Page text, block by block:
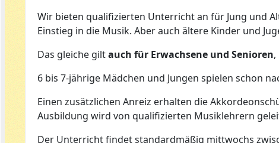
Wir bieten qualifizierten Unterricht an für Jung und
Einstieg in die Musik. Aber auch ältere Kinder und
Das gleiche giltauch für Erwachsene und Senioren
6 bis 7-jährige Mädchen und Jungen spielen schon
Einen zusätzlichen Anreiz erhalten die
Ausbildung wird von qualifizierten Musiklehrern
Der Unterricht findet standardmäßig mittwochs